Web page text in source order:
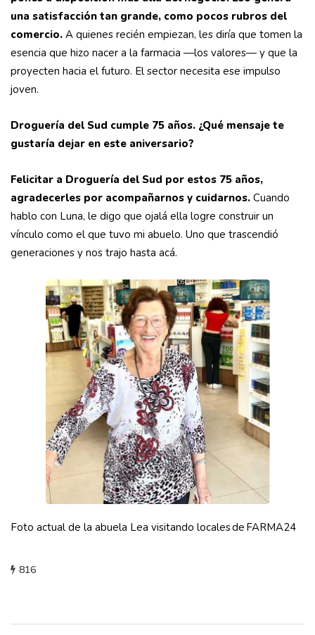
una satisfacción tan grande, como pocos rubros del
comercio. A quienes recién empiezan, les diría que tomen la
esencia que hizo nacer a la farmacia —los valores— y que la
proyecten hacia el futuro. El sector necesita ese impulso
joven.
Droguería del Sud cumple 75 años. ¿Qué mensaje te
gustaría dejar en este aniversario?
Felicitar a Droguería del Sud por estos 75 años,
agradecerles por acompañarnos y cuidarnos. Cuando
hablo con Luna, le digo que ojalá ella logre construir un
vínculo como el que tuvo mi abuelo. Uno que trascendió
generaciones y nos trajo hasta acá.
Foto actual de la abuela Lea visitando locales de FARMA24
816